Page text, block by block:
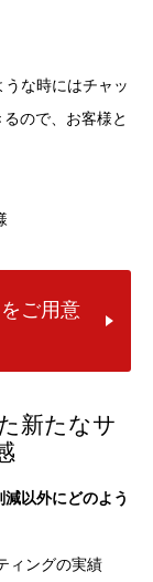
な時にはチャッ
ので、お客様と
ご用意
新たなサ
以外にどのよう
ィングの実績